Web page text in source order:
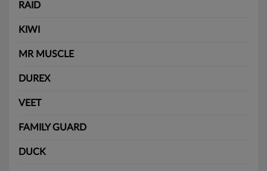
RAID
KIWI
MR MUSCLE
DUREX
VEET
FAMILY GUARD
DUCK